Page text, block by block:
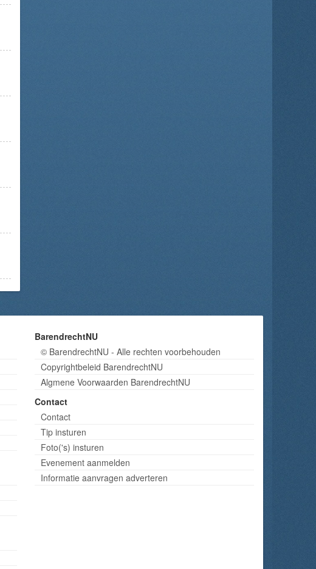
BarendrechtNU
© BarendrechtNU - Alle rechten voorbehouden
Copyrightbeleid BarendrechtNU
Algmene Voorwaarden BarendrechtNU
Contact
Contact
Tip insturen
Foto('s) insturen
Evenement aanmelden
Informatie aanvragen adverteren